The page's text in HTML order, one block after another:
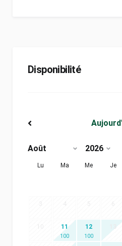
Disponibilité
<Préc
Lu Ma Me Je
11
100
12
100